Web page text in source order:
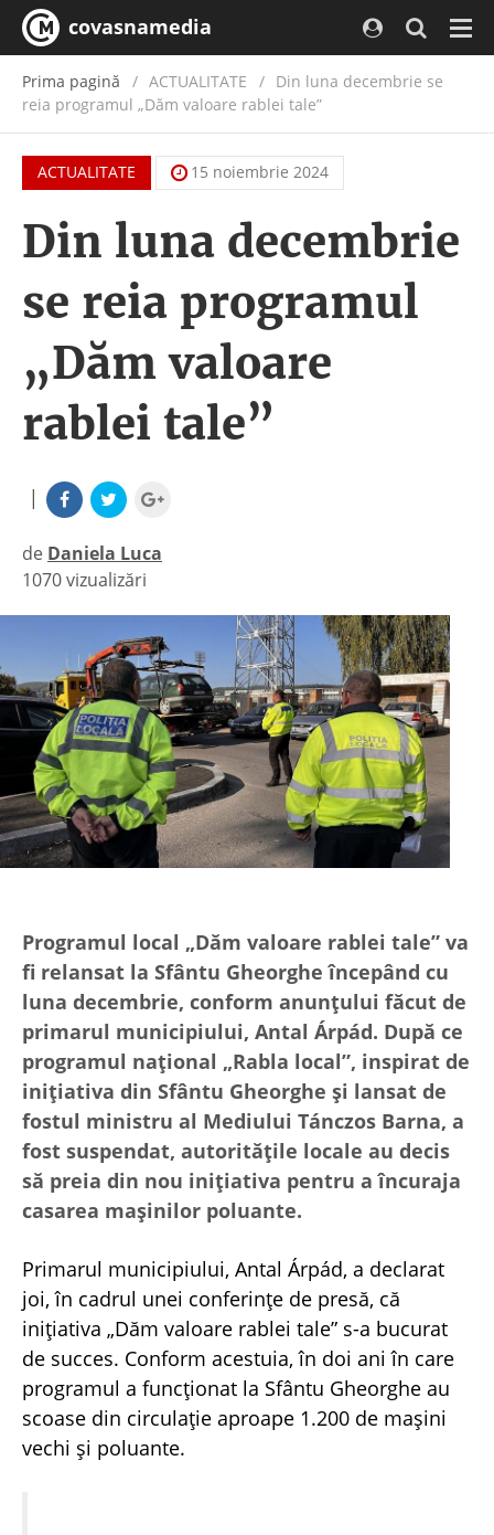
covasnamedia
Prima pagină ACTUALITATE / Din luna decembrie se
reia programul „Dăm valoare rablei tale”
ACTUALITATE 15 noiembrie 2024
Din luna decembrie
se reia programul
„Dăm valoare
rablei tale”
|
de Daniela Luca
|
1070 vizualizări
Programul local „Dăm valoare rablei tale” va
fi relansat la Sfântu Gheorghe începând cu
luna decembrie, conform anunțului făcut de
primarul municipiului, Antal Árpád. După ce
programul național „Rabla local”, inspirat de
inițiativa din Sfântu Gheorghe și lansat de
fostul ministru al Mediului Tánczos Barna, a
fost suspendat, autoritățile locale au decis
să preia din nou inițiativa pentru a încuraja
casarea mașinilor poluante.
Primarul municipiului, Antal Árpád, a declarat
joi, în cadrul unei conferinţe de presă, că
inițiativa „Dăm valoare rablei tale” s-a bucurat
de succes. Conform acestuia, în doi ani în care
programul a funcţionat la Sfântu Gheorghe au
scoase din circulaţie aproape 1.200 de maşini
vechi şi poluante.